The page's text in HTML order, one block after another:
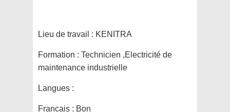
Lieu de travail : KENITRA
Formation : Technicien ,Electricité de
maintenance industrielle
Langues :
Francais : Bon